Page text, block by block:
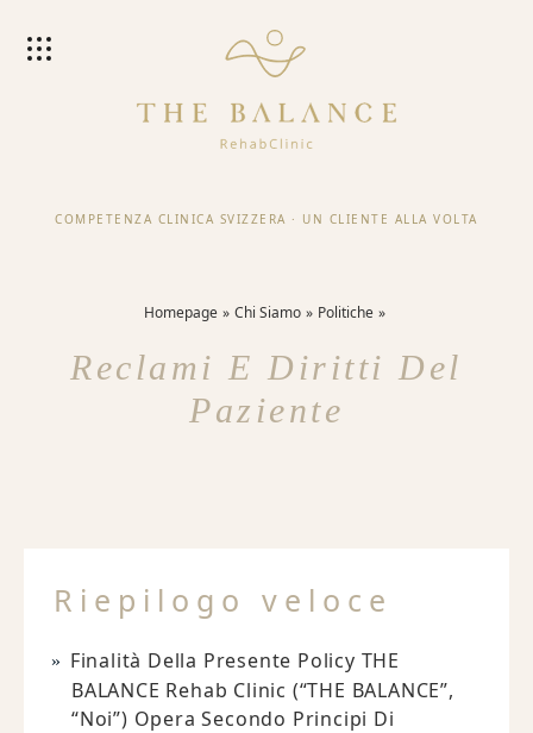
COMPETENZA CLINICA SVIZZERA · UN CLIENTE ALLA VOLTA
Homepage Chi Siamo Politiche
Reclami E Diritti Del
Paziente
Riepilogo veloce
Finalità Della Presente Policy THE
BALANCE Rehab Clinic (“THE BALANCE”,
“noi”) Opera Secondo Principi Di